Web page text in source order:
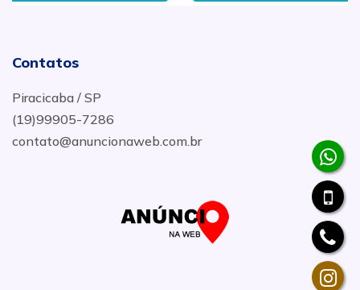
Contatos
Piracicaba / SP
(19)99905-7286
contato@anuncionaweb.com.br